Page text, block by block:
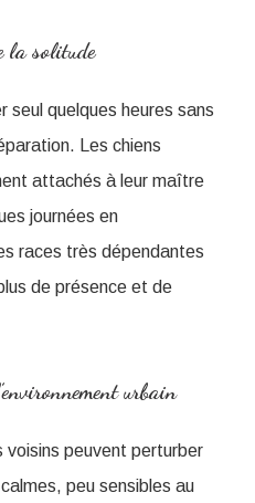
la solitude
seul quelques heures sans
Les chiens
attachés à leur maître
journées en
races très dépendantes
de présence et de
urbain
voisins peuvent perturber
peu sensibles au